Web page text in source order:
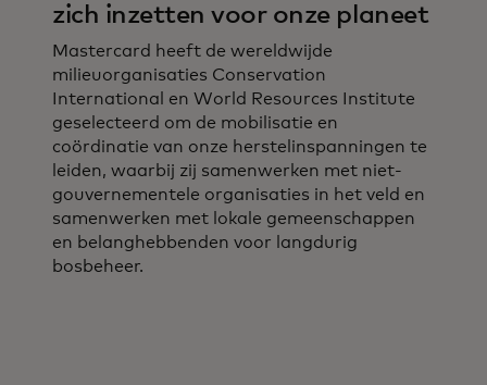
zich inzetten voor onze planeet
Mastercard heeft de wereldwijde
milieuorganisaties Conservation
International en World Resources Institute
geselecteerd om de mobilisatie en
coördinatie van onze herstelinspanningen te
leiden, waarbij zij samenwerken met niet-
gouvernementele organisaties in het veld en
samenwerken met lokale gemeenschappen
en belanghebbenden voor langdurig
bosbeheer.